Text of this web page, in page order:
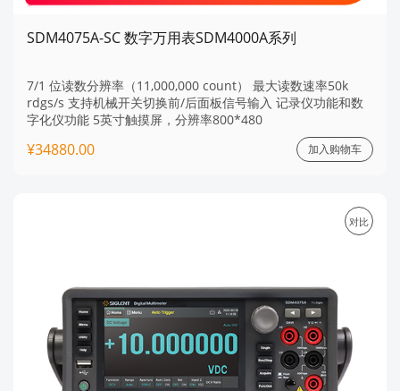
SDM4075A-SC 数字万用表SDM4000A系列
7/1 位读数分辨率（11,000,000 count） 最大读数速率50k
rdgs/s 支持机械开关切换前/后面板信号输入 记录仪功能和数
字化仪功能 5英寸触摸屏，分辨率800*480
¥34880.00 加入购物车
对比